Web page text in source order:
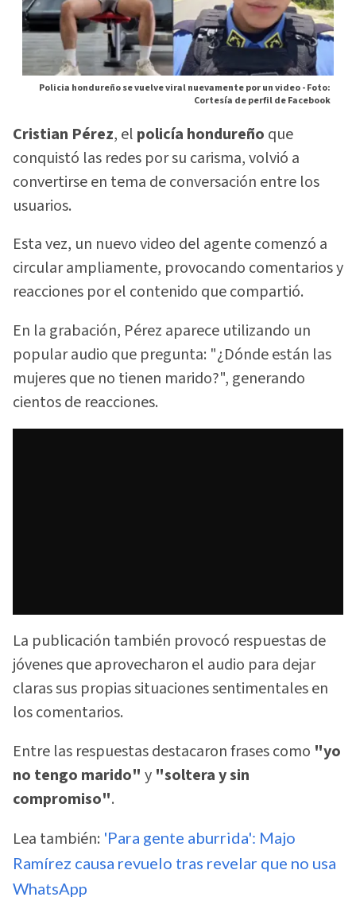
Policia hondureño se vuelve viral nuevamente por un video -Foto:
Cortesía de perfil de Facebook
Cristian Pérez, el policía hondureño que
conquistó las redes por su carisma, volvió a
convertirse en tema de conversación entre los
usuarios.
Esta vez, un nuevo video del agente comenzó a
circular ampliamente, provocando comentarios y
reacciones por el contenido que compartió.
En la grabación, Pérez aparece utilizando un
popular audio que pregunta: "¿Dónde están las
mujeres que no tienen marido?", generando
cientos de reacciones.
La publicación también provocó respuestas de
jóvenes que aprovecharon el audio para dejar
claras sus propias situaciones sentimentales en
los comentarios.
Entre las respuestas destacaron frases como "yo
no tengo marido" y "soltera y sin
compromiso".
Lea también: 'Para gente aburrida': Majo
Ramírez causa revuelo tras revelar que no usa
WhatsApp